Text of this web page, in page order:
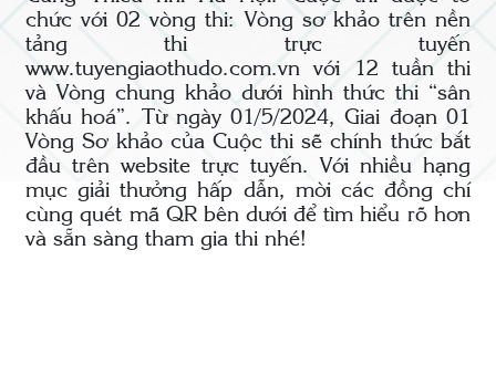
chức với 02 vòng thi: Vòng sơ khảo trên nền
tảng thi trực tuyến
www.tuyengiaothudo.com.vn với 12 tuần thi
và Vòng chung khảo dưới hình thức thi “sân
khấu hoá”. Từ ngày 01/5/2024, Giai đoạn 01
Vòng Sơ khảo của Cuộc thi sẽ chính thức bắt
đầu trên website trực tuyến. Với nhiều hạng
mục giải thưởng hấp dẫn, mời các đồng chí
cùng quét mã QR bên dưới để tìm hiểu rõ hơn
và sẵn sàng tham gia thi nhé!